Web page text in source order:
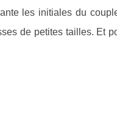
les initiales du
de petites tailles. Et